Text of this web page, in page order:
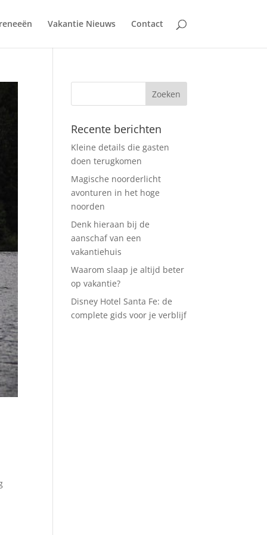
Vakantie Nieuws Contact
Recente berichten
Kleine details die gasten
doen terugkomen
Magische noorderlicht
avonturen in het hoge
noorden
Denk hieraan bij de
aanschaf van een
vakantiehuis
Waarom slaap je altijd beter
op vakantie?
Disney Hotel Santa Fe: de
complete gids voor je verblijf